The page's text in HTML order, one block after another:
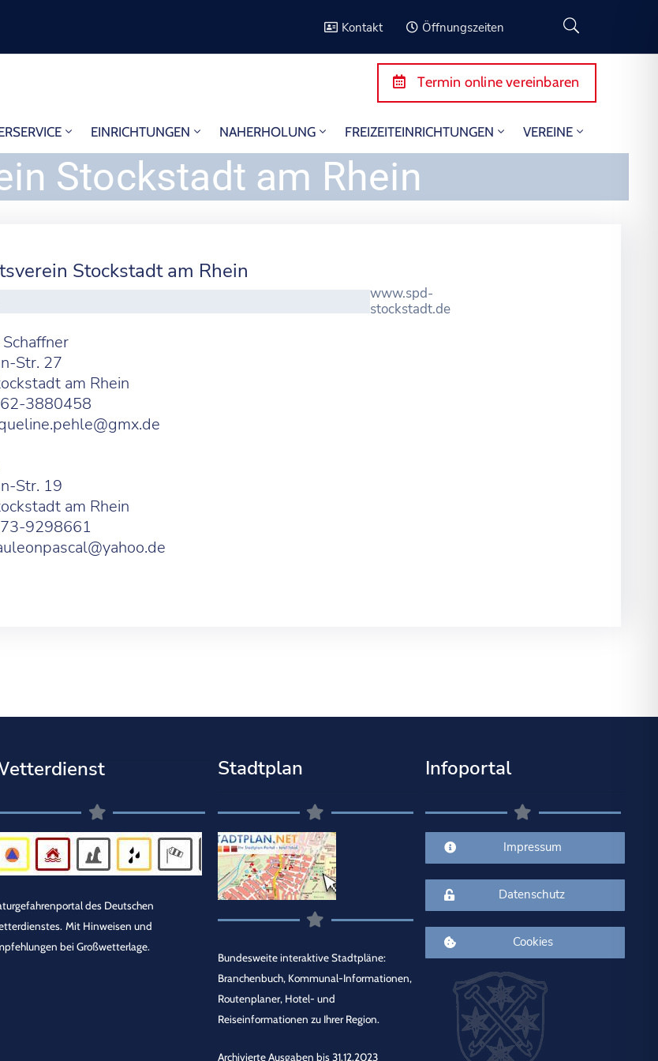
Kontakt Öffnungszeiten
Termin online vereinbaren
EINRICHTUNGEN NAHERHOLUNG FREIZEITEINRICHTUNGEN VEREINE
Stockstadt am Rhein
Stockstadt am Rhein
www.spd-
stockstadt.de
Str. 27
am Rhein
3880458
Str. 19
am Rhein
9298661
des Deutschen
Mit Hinweisen und
bei Großwetterlage.
Stadtplan
Bundesweite interaktive Stadtpläne:
Branchenbuch, Kommunal-Informationen,
Routenplaner, Hotel- und
Reiseinformationen zu Ihrer Region.
Archivierte Ausgaben bis 31.12.2023
Infoportal
Impressum
Datenschutz
Cookies